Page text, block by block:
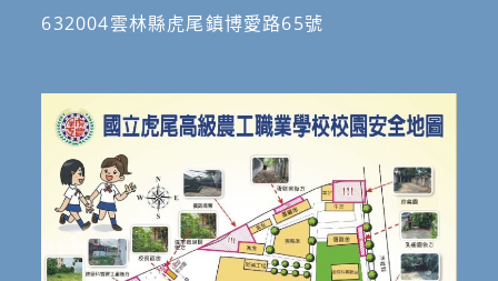
632004雲林縣虎尾鎮博愛路65號